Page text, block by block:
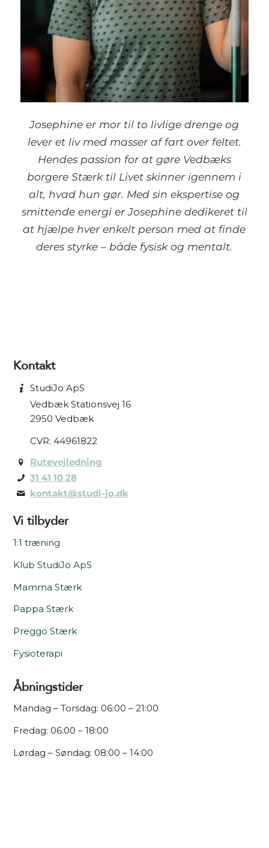
Josephine er mor til to livlige drenge og
lever et liv med masser af fart over feltet.
Hendes passion for at gøre Vedbæks
borgere Stærk til Livet skinner igennem i
alt, hvad hun gør. Med sin ekspertise og
smittende energi er Josephine dedikeret til
at hjælpe hver enkelt person med at finde
deres styrke – både fysisk og mentalt.
Kontakt
StudiJo ApS
Vedbæk Stationsvej 16
2950 Vedbæk
CVR: 44961822
Rutevejledning
31 41 10 28
kontakt@studi-jo.dk
Vi tilbyder
1:1 træning
Klub StudiJo ApS
Mamma Stærk
Pappa Stærk
Preggo Stærk
Fysioterapi
Åbningstider
Mandag – Torsdag: 06:00 – 21:00
Fredag: 06:00 – 18:00
Lørdag – Søndag: 08:00 – 14:00